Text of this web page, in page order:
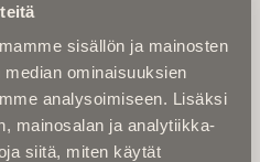
sisällön ja mainosten
ominaisuuksien
analysoimiseen. Lisäksi
mainosalan ja analytiikka-
siitä, miten käytät
niin saat kaksi kertaa
uutiskirjeen ja varmistat,
jää huomaamatta.
velvoita mihinkään.
johon haluat uutiskirjeen